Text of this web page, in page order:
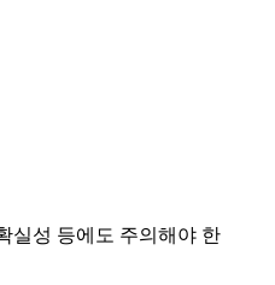
실성 등에도 주의해야 한